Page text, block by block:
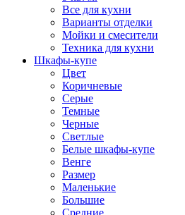
Все для кухни
Варианты отделки
Мойки и смесители
Техника для кухни
Шкафы-купе
Цвет
Коричневые
Серые
Темные
Черные
Светлые
Белые шкафы-купе
Венге
Размер
Маленькие
Большие
Средние